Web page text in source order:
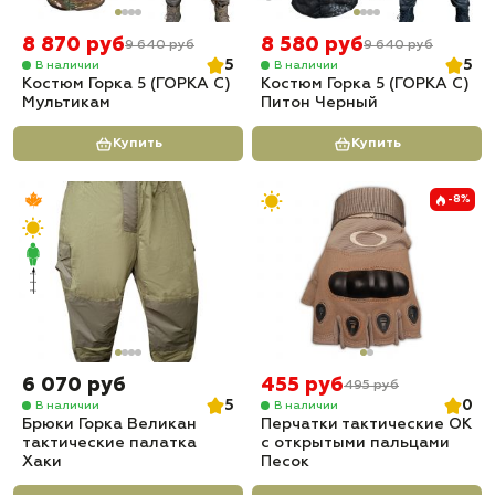
8 870 руб9 640 руб
В наличии
5
Костюм Горка 5 (ГОРКА С)
Мультикам
Купить
8 580 руб9 640 руб
В наличии
5
Костюм Горка 5 (ГОРКА С)
Питон Черный
Купить
6 070 руб
В наличии
5
Брюки Горка Великан
тактические палатка
Хаки
-8%
455 руб495 руб
В наличии
0
Перчатки тактические OK
с открытыми пальцами
Песок